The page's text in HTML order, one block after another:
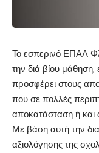
Το εσπερινό ΕΠΑΛ
την διά βίου μάθηση,
προσφέρει στους
που σε πολλές
αποκατάσταση ή και
Με βάση αυτή την
αξιολόγησης της